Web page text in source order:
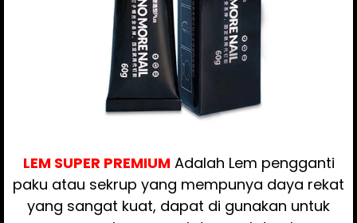
LEM SUPER PREMIUMAdalah Lem pengganti
paku atau sekrup yang mempunya daya rekat
yang sangat kuat, dapat di gunakan untuk